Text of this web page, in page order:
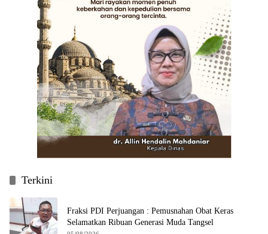
Terkini
Fraksi PDI Perjuangan : Pemusnahan Obat Keras
Selamatkan Ribuan Generasi Muda Tangsel